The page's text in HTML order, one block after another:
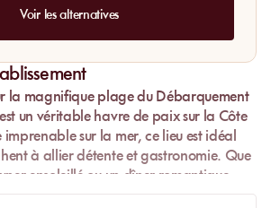
Voir les alternatives
la magnifique plage du Débarquement
un véritable havre de paix sur la Côte
sur la mer, ce lieu est idéal
à allier détente et gastronomie. Que
ensoleillé ou un dîner romantique
y est à la fois calme et intimiste.